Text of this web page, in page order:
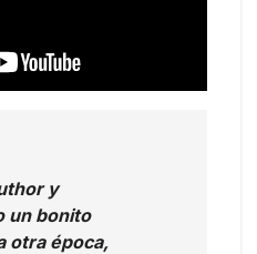
y
un bonito
otra época,